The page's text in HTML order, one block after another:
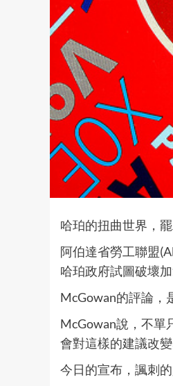
哈珀的扭曲世界，
阿伯達省勞工聯盟
哈珀政府試圖破壞
McGowan的評論，
McGowan說，不單
會對這樣的建議改
今日的宣布，諷刺